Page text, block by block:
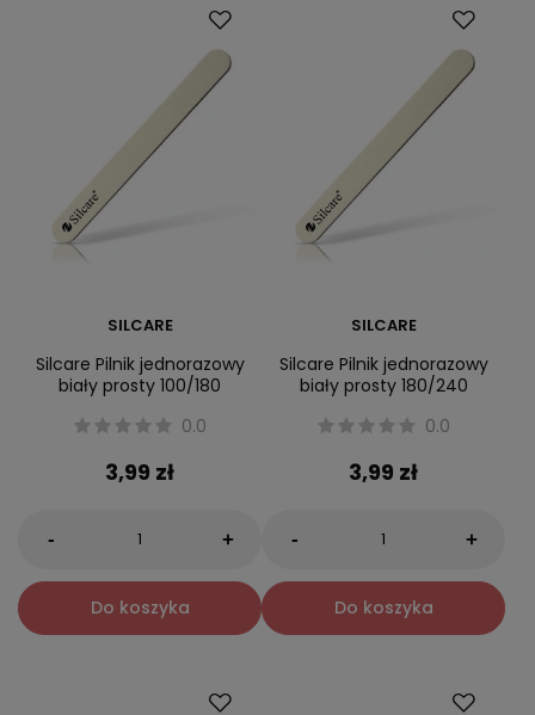
SILCARE
Silcare Pilnik jednorazowy
biały prosty 100/180
0.0
3,99 zł
- +
Do koszyka
SILCARE
Silcare Pilnik jednorazowy
biały prosty 180/240
0.0
3,99 zł
- +
Do koszyka